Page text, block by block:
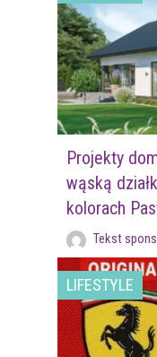
Projekty
wąską
kolorach
Tekst
LIFESTYLE